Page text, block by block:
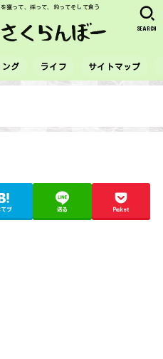
獲って、採って、釣ってそして食う
ング ライフ サイトマップ
SEARCH
てブ 送る Pocket